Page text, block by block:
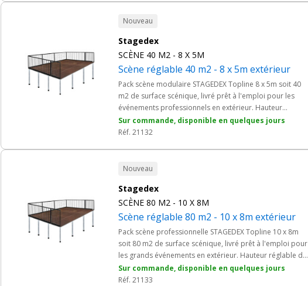
vigueur. Conçue pour fêtes municipales, concerts
Nouveau
Stagedex
SCÈNE 40 M2 - 8 X 5M
Scène réglable 40 m2 - 8 x 5m extérieur
Pack scène modulaire STAGEDEX Topline 8 x 5m soit 40
m2 de surface scénique, livré prêt à l'emploi pour les
événements professionnels en extérieur. Hauteur
réglable de 100 à 140 cm grâce aux pieds télescopiques
à réglage millimétrique, adaptée aux terrains irréguliers.
vigueur. Conçue pour concerts en plein air, fêtes
Sur commande, disponible en quelques jours
Réf. 21132
Nouveau
Stagedex
SCÈNE 80 M2 - 10 X 8M
Scène réglable 80 m2 - 10 x 8m extérieur
Pack scène professionnelle STAGEDEX Topline 10 x 8m
soit 80 m2 de surface scénique, livré prêt à l'emploi pour
les grands événements en extérieur. Hauteur réglable de
100 à 140 cm grâce aux pieds télescopiques à réglage
millimétrique, parfait pour s'adapter aux terrains
Sur commande, disponible en quelques jours
Réf. 21133